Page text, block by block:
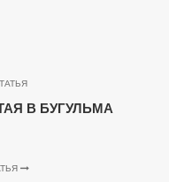
В БУГУЛЬМА